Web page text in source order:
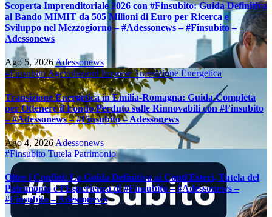
Scoperta Imprenditoriale 2026 con #Finsubito: Guida Definitiva
al Bando MIMIT da 505 Milioni di Euro per Ricerca e
Sviluppo nel Mezzogiorno – #Adessonews – #Finsubito –
Adessonews
Ago 5, 2026Adessonews
#FinsubitoAgevolazioni ImpreseTransizione Energetica
Transizione Energetica in Emilia-Romagna: Guida Completa
per Ottenere il Fondo Perduto sulle Rinnovabili con #Finsubito
– #Adessonews – #Finsubito – Adessonews
Ago 4, 2026 Adessonews
#Finsubito Tutela Patrimonio
Oltre i Confini: La Guida Definitiva ai Conti Esteri, Tutela del
Patrimonio e l’Esperienza di #Finsubito – #Adessonews –
#Finsubito – Adessonews